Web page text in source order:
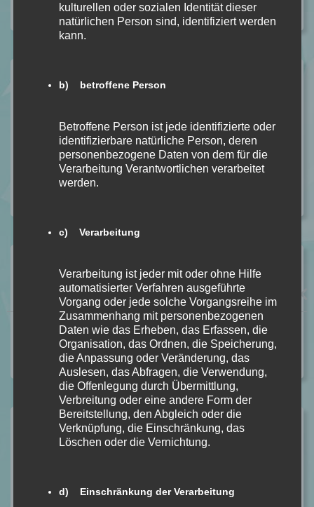
Kategorie:ALLGEMEIN,REZENSION Kommentare: 0
In Rezension
Unhinged von Steph Macca [Dark Romance]
In Rezension
BLOOD – Du sollst bereuen Bd. 2 von S. T. Abby
Die Prinzessin von Kyrth von Lazarus Pi
[Rezensionsexemplar]
Nächster Beitrag
Cassardim – Jenseits der schwarzen Treppe Bd. 2 von
Julia Dippel [Buchrezension]
kulturellen oder sozialen Identität dieser
natürlichen Person sind, identifiziert werden
kann.
b) betroffene Person
Betroffene Person ist jede identifizierte oder
identifizierbare natürliche Person, deren
personenbezogene Daten von dem für die
Verarbeitung Verantwortlichen verarbeitet
werden.
c) Verarbeitung
Verarbeitung ist jeder mit oder ohne Hilfe
automatisierter Verfahren ausgeführte
Vorgang oder jede solche Vorgangsreihe im
Zusammenhang mit personenbezogenen
Daten wie das Erheben, das Erfassen, die
Organisation, das Ordnen, die Speicherung,
die Anpassung oder Veränderung, das
Auslesen, das Abfragen, die Verwendung,
die Offenlegung durch Übermittlung,
Verbreitung oder eine andere Form der
Bereitstellung, den Abgleich oder die
Verknüpfung, die Einschränkung, das
Löschen oder die Vernichtung.
d) Einschränkung der Verarbeitung